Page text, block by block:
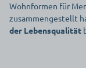
Wohnformen für
zusammengestellt
der Lebensqualität